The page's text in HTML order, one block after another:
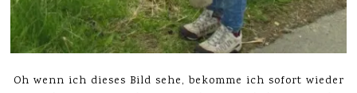
Oh wenn ich dieses Bild sehe, bekomme ich sofort wieder